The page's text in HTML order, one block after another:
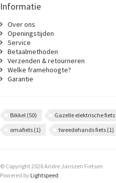
Informatie
Over ons
Openingstijden
Service
Betaalmethoden
Verzenden & retourneren
Welke framehoogte?
Garantie
Bikkel (50) Gazelle elektrische fiets
omafiets (1) tweedehands fiets (1)
© Copyright 2026 Andre Janszen Fietsen
Powered by Lightspeed